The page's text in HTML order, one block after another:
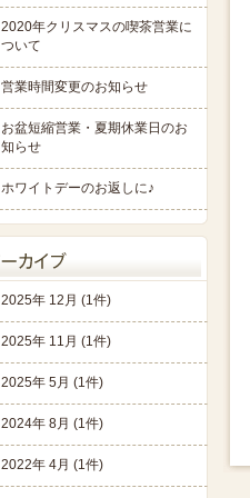
2020年クリスマスの喫茶営業に
ついて
営業時間変更のお知らせ
お盆短縮営業・夏期休業日のお
知らせ
ホワイトデーのお返しに♪
2025年 12月 (1件)
2025年 11月 (1件)
2025年 5月 (1件)
2024年 8月 (1件)
2022年 4月 (1件)